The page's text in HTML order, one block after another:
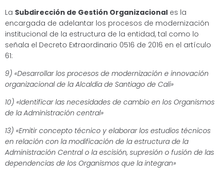
La Subdirección de Gestión Organizacional es la
encargada de adelantar los procesos de modernización
institucional de la estructura de la entidad, tal como lo
señala el Decreto Extraordinario 0516 de 2016 en el artículo
61:
9) «Desarrollar los procesos de modernización e innovación
organizacional de la Alcaldía de Santiago de Cali»
10) «Identificar las necesidades de cambio en los Organismos
de la Administración central»
13) «Emitir concepto técnico y elaborar los estudios técnicos
en relación con la modificación de la estructura de la
Administración Central o la escisión, supresión o fusión de las
dependencias de los Organismos que la integran»